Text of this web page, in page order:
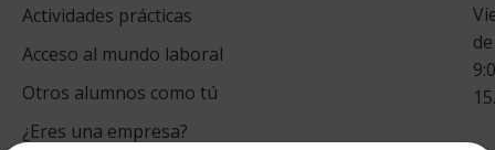
Actividades prácticas
Acceso al mundo laboral
Otros alumnos como tú
¿Eres una empresa?
de